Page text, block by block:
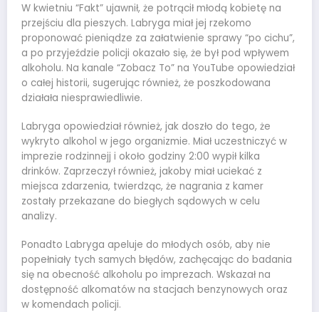
W kwietniu “Fakt” ujawnił, że potrącił młodą kobietę na
przejściu dla pieszych. Labryga miał jej rzekomo
proponować pieniądze za załatwienie sprawy “po cichu”,
a po przyjeździe policji okazało się, że był pod wpływem
alkoholu. Na kanale “Zobacz To” na YouTube opowiedział
o całej historii, sugerując również, że poszkodowana
działała niesprawiedliwie.
Labryga opowiedział również, jak doszło do tego, że
wykryto alkohol w jego organizmie. Miał uczestniczyć w
imprezie rodzinnejj i około godziny 2:00 wypił kilka
drinków. Zaprzeczył również, jakoby miał uciekać z
miejsca zdarzenia, twierdząc, że nagrania z kamer
zostały przekazane do biegłych sądowych w celu
analizy.
Ponadto Labryga apeluje do młodych osób, aby nie
popełniały tych samych błędów, zachęcając do badania
się na obecność alkoholu po imprezach. Wskazał na
dostępność alkomatów na stacjach benzynowych oraz
w komendach policji.